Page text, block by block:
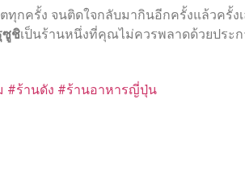
กครั้ง จนติดใจกลับมากินอีกครั้งแล้วครั้ง
ซูชิเป็นร้านหนึ่งที่คุณไม่ควรพลาดด้วยประก
#ร้านดัง #ร้านอาหารญี่ปุ่น